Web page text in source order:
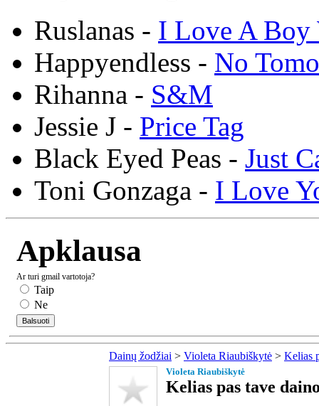
Ruslanas - I Love A Boy
Happyendless - No
Rihanna - S&M
Jessie J - Price Tag
Black Eyed Peas - Just
Toni Gonzaga - I Love
Apklausa
Ar turi gmail vartotoja?
Taip
Ne
Dainų žodžiai > Violeta Riaubiškytė > Kelias
Violeta Riaubiškytė
Kelias pas tave